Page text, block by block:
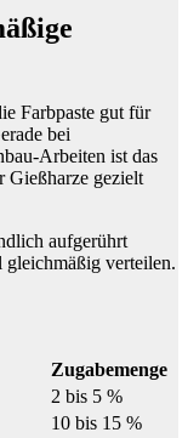
Farbpaste gut für
bei
Arbeiten ist das
Gießharze gezielt
aufgerührt
verteilen.
Zugabemenge
2 bis 5 %
10 bis 15 %